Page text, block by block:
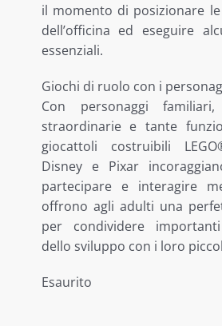
il momento di posizionare
dell’officina ed eseguire
essenziali.
Giochi di ruolo con i
Con personaggi familiari,
straordinarie e tante
giocattoli costruibili
Disney e Pixar
partecipare e interagire
offrono agli adulti una
per condividere
dello sviluppo con i loro
Esaurito